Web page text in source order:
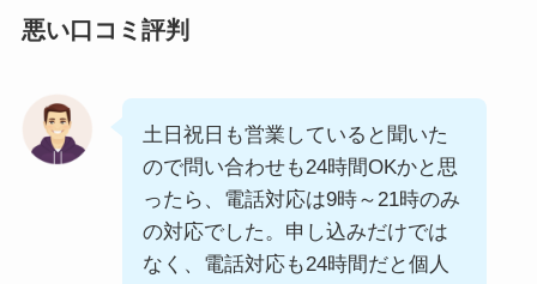
悪い口コミ評判
土日祝日も営業していると聞いた
ので問い合わせも24時間OKかと思
ったら、電話対応は9時～21時のみ
の対応でした。申し込みだけでは
なく、電話対応も24時間だと個人